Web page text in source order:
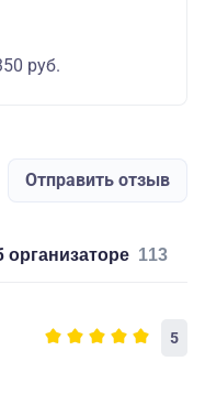
руб.
Отправить отзыв
организаторе 113
5